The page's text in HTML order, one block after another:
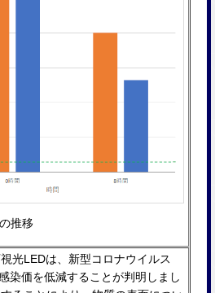
推移
光LEDは、新型コロナウイルス
染価を低減することが判明しまし